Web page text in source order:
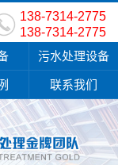
138-7314-2775
138-7314-2775
污水处理设备
联系我们